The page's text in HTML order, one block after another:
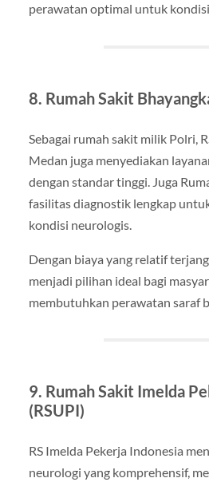
perawatan optimal untuk
8. Rumah Sakit
Sebagai rumah sakit milik Polri,
Medan juga menyediakan
dengan standar tinggi. Juga
fasilitas diagnostik lengkap
kondisi neurologis.
Dengan biaya yang relatif
menjadi pilihan ideal bagi
membutuhkan perawatan saraf
9. Rumah Sakit Imelda
(RSUPI)
RS Imelda Pekerja Indonesia
neurologi yang komprehensif,